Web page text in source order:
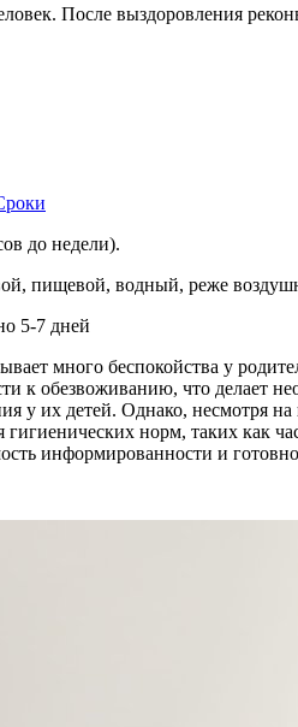
После выздоровления
до недели).
пищевой, водный, реже
5-7 дней
много беспокойства у
к обезвоживанию, что делает
у их детей. Однако, несмотря
норм, таких как
информированности и